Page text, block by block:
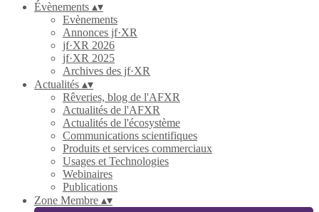
Évènements ▴▾
Evènements
Annonces jf·XR
jf·XR 2026
jf·XR 2025
Archives des jf·XR
Actualités ▴▾
Rêveries, blog de l'AFXR
Actualités de l'AFXR
Actualités de l'écosystème
Communications scientifiques
Produits et services commerciaux
Usages et Technologies
Webinaires
Publications
Zone Membre ▴▾